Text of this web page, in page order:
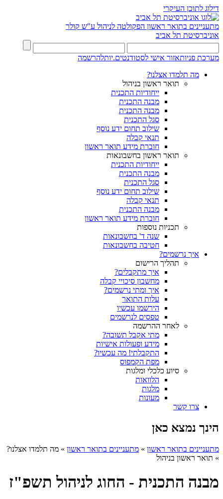
דילוג לתוכן העיקרי
מתעניינים בתואר ראשון הפקולטה לניהול ע"ש קולר
אוניברסיטת תל אביב
מערכת פניותאזור אישי לסטודנטים.יותלהרשמה
מה תלמדו אצלנו?
תואר ראשון בניהול
ייחודיות התכנית
מבנה התכנית
מבנה התכנית
סגל התכנית
שילוב תחום ידע נוסף
תנאי קבלה
חוברת מידע תואר ראשון
תואר ראשון בחשבונאות
ייחודיות התכנית
מבנה התכנית
סגל התכנית
שילוב תחום ידע נוסף
תנאי קבלה
מבנה התכנית
חוברת מידע תואר ראשון
תכניות נוספות
שנה ד' בחשבונאות
חטיבה בחשבונאות
איך נרשמים?
תהליך הרישום
איך מתקבלים?
מחשבון סיכויי קבלה
איך ומתי נרשמים?
עלות התואר
הירשמו עכשיו
טפסים לנרשמים
לאחר ההרשמה
מתי אקבל תשובה?
מידע ופעולות אישיות
התקבלתי! מה עכשיו?
מפת הקמפוס
סיוע כלכלי ומלגות
הלוואות
מלגות
מעונות
צרו קשר
הינך נמצא כאן
מתעניינים בתואר ראשון » מתעניינים בתואר ראשון » מה תלמדו אצלנו?
» תואר ראשון בניהול
מבנה התכנית - החוג לניהול תשפ"ז